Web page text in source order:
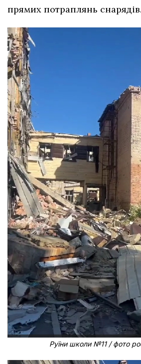
прямих потраплянь снарядів.
Руїни школи №11 / фото